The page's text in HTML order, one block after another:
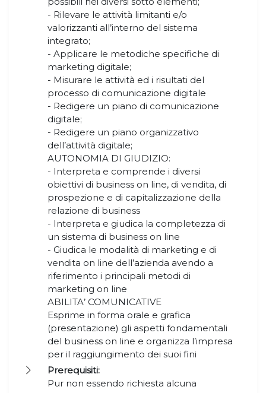
- Rilevare le attività limitanti e/o
valorizzanti all’interno del sistema
integrato;
- Applicare le metodiche specifiche di
marketing digitale;
- Misurare le attività ed i risultati del
processo di comunicazione digitale
- Redigere un piano di comunicazione
digitale;
- Redigere un piano organizzativo
dell’attività digitale;
AUTONOMIA DI GIUDIZIO:
- Interpreta e comprende i diversi
obiettivi di business on line, di vendita, di
prospezione e di capitalizzazione della
relazione di business
- Interpreta e giudica la completezza di
un sistema di business on line
- Giudica le modalità di marketing e di
vendita on line dell’azienda avendo a
riferimento i principali metodi di
marketing on line
ABILITA’ COMUNICATIVE
Esprime in forma orale e grafica
(presentazione) gli aspetti fondamentali
del business on line e organizza l’impresa
per il raggiungimento dei suoi fini
Prerequisiti:
Pur non essendo richiesta alcuna